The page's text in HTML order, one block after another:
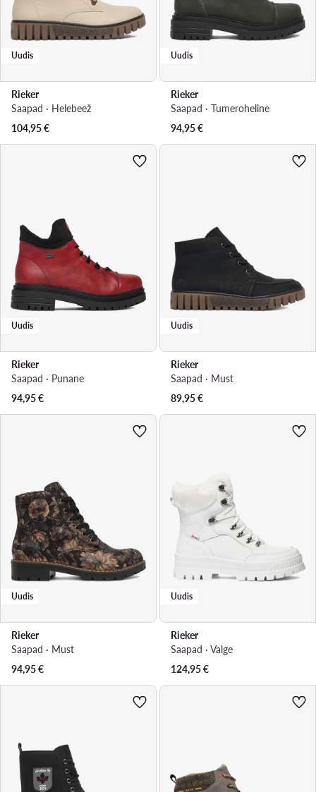
Uudis
Rieker
Saapad · Helebeež
104,95€
Uudis
Rieker
Saapad · Tumeroheline
94,95€
Uudis
Rieker
Saapad · Punane
94,95€
Uudis
Rieker
Saapad · Must
89,95€
Uudis
Rieker
Saapad · Must
94,95€
Uudis
Rieker
Saapad · Valge
124,95€